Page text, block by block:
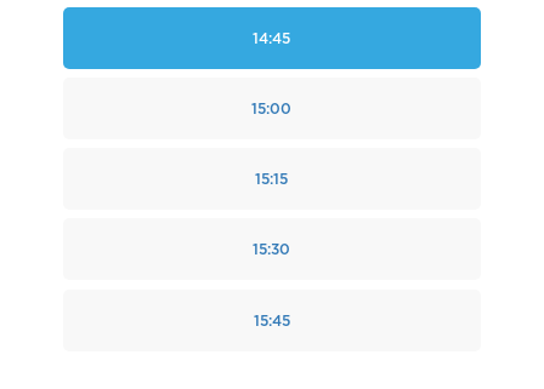
14:45
15:00
15:15
15:30
15:45